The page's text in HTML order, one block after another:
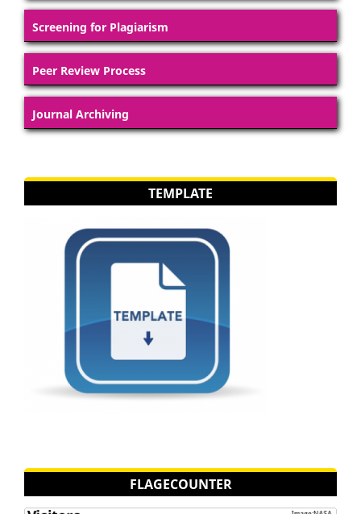
Screening for Plagiarism
Peer Review Process
Journal Archiving
TEMPLATE
FLAGECOUNTER